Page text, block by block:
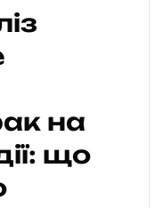
на
що